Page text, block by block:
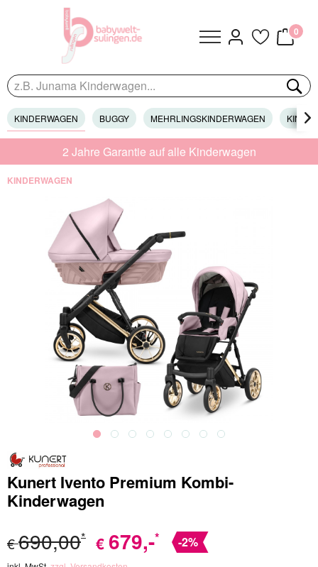
0
KINDERWAGEN BUGGY MEHRLINGSKINDERWAGEN 
2 Jahre Garantie auf alle Kinderwagen
KINDERWAGEN
Kunert Ivento Premium Kombi-
Kinderwagen
€690,00* € 679,-* -2%